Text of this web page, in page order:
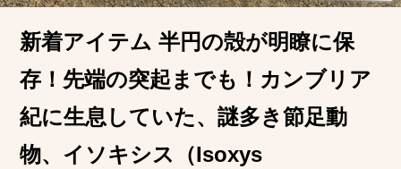
新着アイテム 半円の殻が明瞭に保
存！先端の突起までも！カンブリア
紀に生息していた、謎多き節足動
物、イソキシス（Isoxys